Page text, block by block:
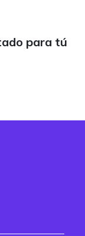
para tú